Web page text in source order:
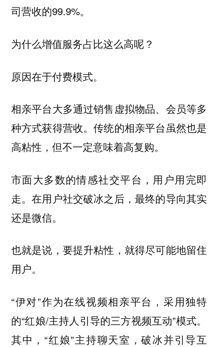
司营收的99.9%。
为什么增值服务占比这么高呢？
原因在于付费模式。
相亲平台大多通过销售虚拟物品、会员等多
种方式获得营收。传统的相亲平台虽然也是
高粘性，但不一定意味着高复购。
市面大多数的情感社交平台，用户用完即
走。在用户社交破冰之后，最终的导向其实
还是微信。
也就是说，要提升粘性，就得尽可能地留住
用户。
“伊对”作为在线视频相亲平台，采用独特
的“红娘/主持人引导的三方视频互动”模式。
其中，“红娘”主持聊天室，破冰并引导互